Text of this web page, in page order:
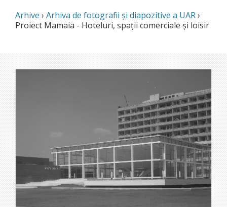
Arhive › Arhiva de fotografii și diapozitive a UAR›
Proiect Mamaia - Hoteluri, spații comerciale și loisir